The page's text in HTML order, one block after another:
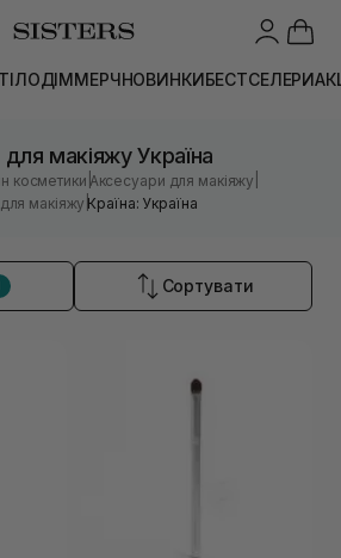
ТІЛОДІММЕРЧНОВИНКИБЕСТСЕЛЕРИ
для макіяжу Україна
косметики |Аксесуари для макіяжу
макіяжу |Країна: Україна
Сортувати